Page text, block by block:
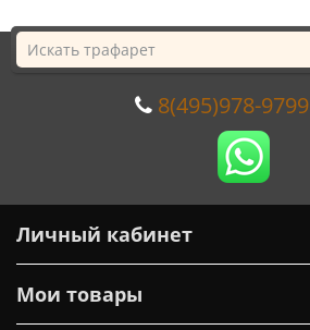
8(495)978-9799
Личный кабинет
Мои товары